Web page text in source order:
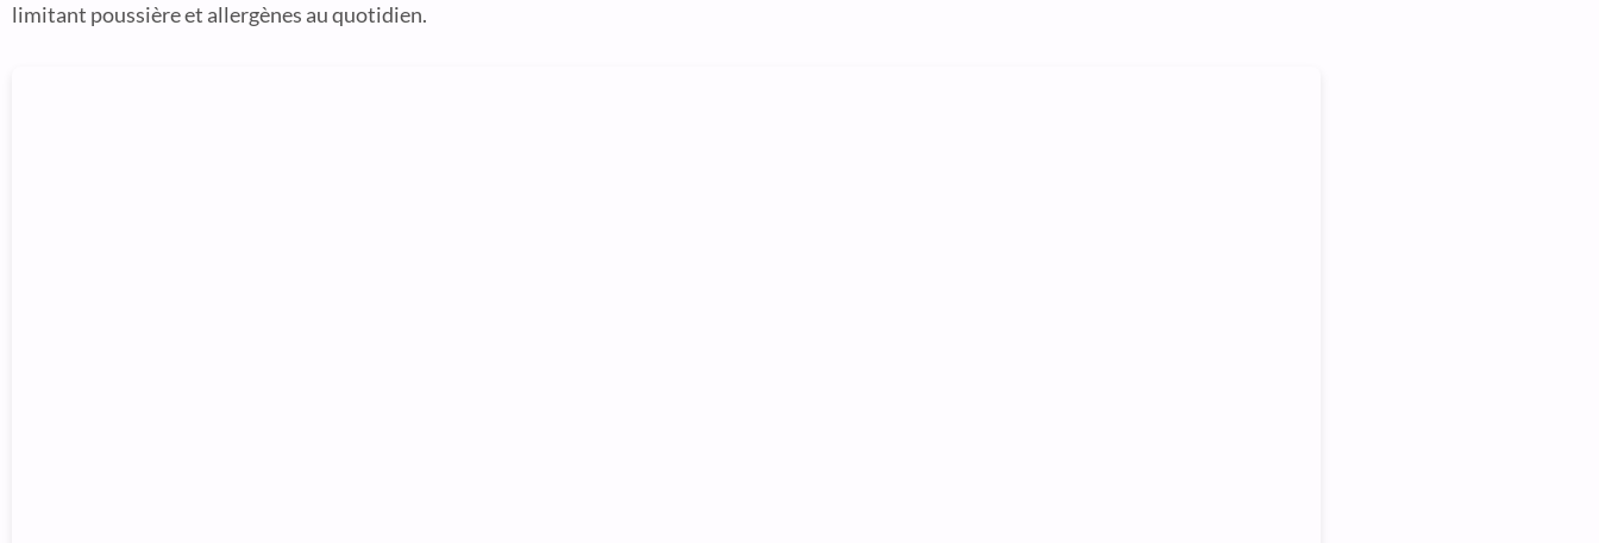
limitant poussière et allergènes au quotidien.